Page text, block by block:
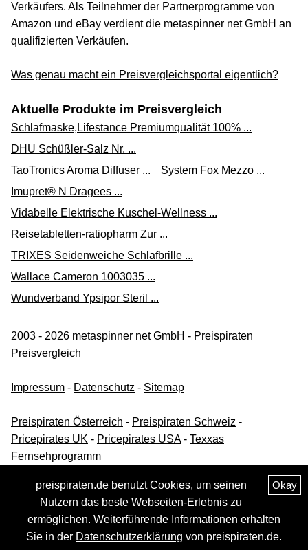
Versand ab 0,00 €
Versandapo
(Werbung, bezahlter Link)
Granu Fink Prosta forte 500 mg Hartkapseln 80 St
33,57 €*
Versand ab 0,00 €
shop-apotheke.com
(Werbung, bezahlter Link)
GRANU FINK PROSTA FORTE 500 mg
34,17 €*
Versand ab 0,00 €
34,69 €*
Versand ab 0,00 €
Zum Shop
(Werbung, bezahlter Link)
GRANU FINK Prosta forte 500 mg Hartkapseln 80 St
Verkäufers. Als Teilnehmer der Partnerprogramme von
Amazon und eBay verdient die metaspinner net GmbH an
qualifizierten Verkäufen.
Was genau macht ein Preisvergleichsportal eigentlich?
Aktuelle Produkte im Preisvergleich
Schlafmaske,Lifestance Premiumqualität 100% ...
DHU Schüßler-Salz Nr. ...
TaoTronics Aroma Diffuser ...
System Fox Mezzo ...
Imupret® N Dragees ...
Vidabelle Elektrische Kuschel-Wellness ...
Reisetabletten-ratiopharm Zur ...
TRIXES Seidenweiche Schlafbrille ...
Wallace Cameron 1003035 ...
Wundverband Ypsipor Steril ...
2003 - 2026 metaspinner net GmbH - Preispiraten
Preisvergleich
Impressum - Datenschutz - Sitemap
Preispiraten Österreich - Preispiraten Schweiz -
Pricepirates UK - Pricepirates USA- Texxas
Fernsehprogramm
Okay
preispiraten.de benutzt Cookies, um seinen
Nutzern das beste Webseiten-Erlebnis zu
ermöglichen. Weiterführende Informationen erhalten
Sie in der Datenschutzerklärung von preispiraten.de.